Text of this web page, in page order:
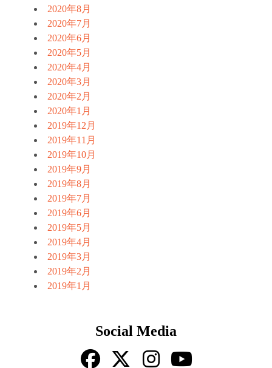
2020年8月
2020年7月
2020年6月
2020年5月
2020年4月
2020年3月
2020年2月
2020年1月
2019年12月
2019年11月
2019年10月
2019年9月
2019年8月
2019年7月
2019年6月
2019年5月
2019年4月
2019年3月
2019年2月
2019年1月
Social Media